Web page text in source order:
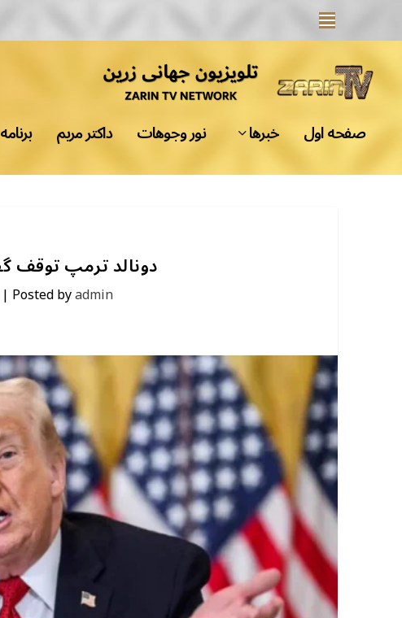
صفحه اول خبرها نور وجوهات داکتر مریم
دونالد ترمپ توقف
Posted byadmin